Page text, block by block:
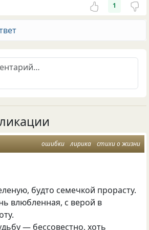
1
ошибки лирика стихи о жизни
будто семечкой прорасту.
влюбленная, с верой в
— бессовестно, хоть